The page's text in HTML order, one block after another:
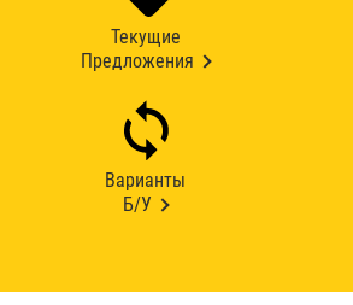
Текущие
Предложения
Варианты
Б/У